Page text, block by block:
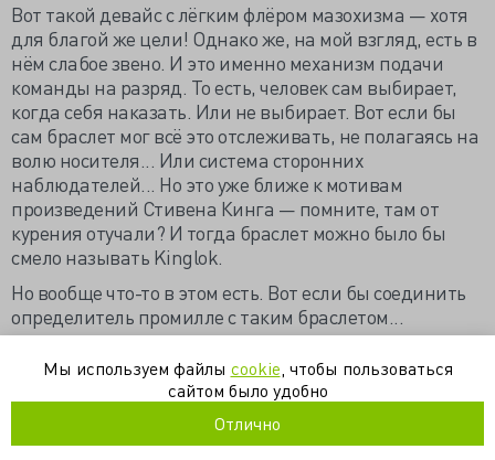
Вот такой девайс с лёгким флёром мазохизма — хотя
для благой же цели! Однако же, на мой взгляд, есть в
нём слабое звено. И это именно механизм подачи
команды на разряд. То есть, человек сам выбирает,
когда себя наказать. Или не выбирает. Вот если бы
сам браслет мог всё это отслеживать, не полагаясь на
волю носителя... Или система сторонних
наблюдателей... Но это уже ближе к мотивам
произведений Стивена Кинга — помните, там от
курения отучали? И тогда браслет можно было бы
смело называть Kinglok.
Но вообще что-то в этом есть. Вот если бы соединить
определитель промилле с таким браслетом...
Мы используем файлы cookie , чтобы пользоваться
сайтом было удобно
Отлично